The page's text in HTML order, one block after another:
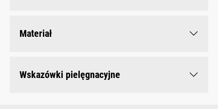
Materiał
Wskazówki pielęgnacyjne